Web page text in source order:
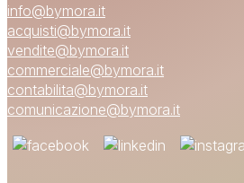
info@bymora.it
acquisti@bymora.it
vendite@bymora.it
commerciale@bymora.it
contabilita@bymora.it
comunicazione@bymora.it